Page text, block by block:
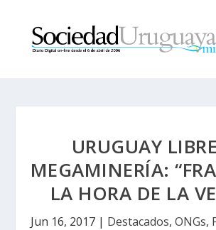
URUGUAY
MEGAMINERÍA:
LA HORA DE LA
Jun 16, 2017 | Destacados, ONGs,